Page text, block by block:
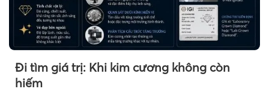
Đi tìm giá trị: Khi kim cương không còn
hiếm